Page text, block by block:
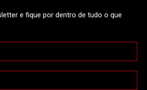
e fique por dentro de tudo o que